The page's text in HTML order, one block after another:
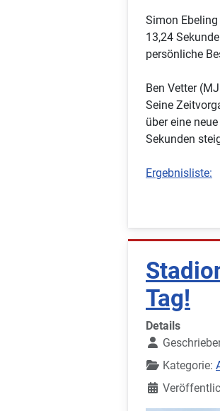
Simon
13,24
persönliche
Ben Vetter
Seine
über eine
Sekunden
Ergebnisliste:
Tag!
Details
Kategorie: